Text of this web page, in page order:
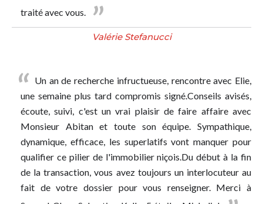
traité avec vous.
Valérie Stefanucci
Un an de recherche infructueuse, rencontre avec Elie,
une semaine plus tard compromis signé.Conseils avisés,
écoute, suivi, c'est un vrai plaisir de faire affaire avec
Monsieur Abitan et toute son équipe. Sympathique,
dynamique, efficace, les superlatifs vont manquer pour
qualifier ce pilier de l'immobilier niçois.Du début à la fin
de la transaction, vous avez toujours un interlocuteur au
fait de votre dossier pour vous renseigner. Merci à